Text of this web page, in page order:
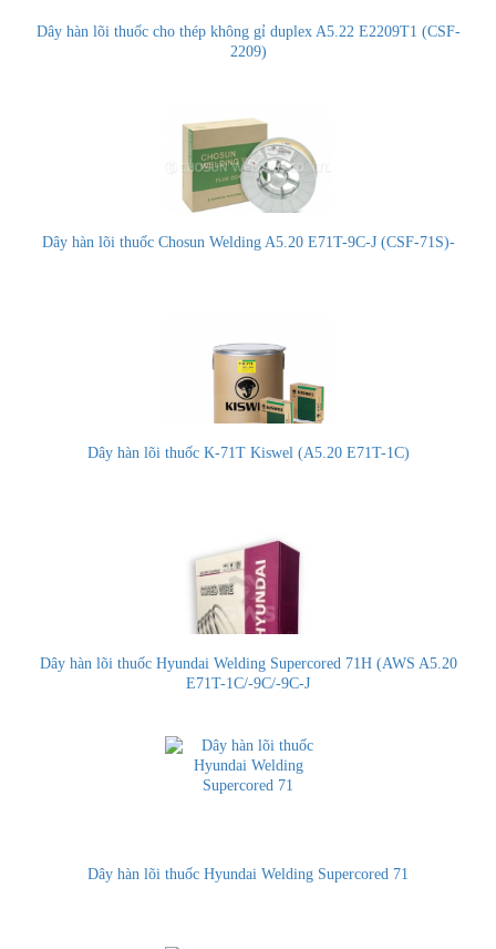
Dây hàn lõi thuốc cho thép không gỉ duplex A5.22 E2209T1 (CSF-
2209)
Dây hàn lõi thuốc Chosun Welding A5.20 E71T-9C-J (CSF-71S)-
Dây hàn lõi thuốc K-71T Kiswel (A5.20 E71T-1C)
Dây hàn lõi thuốc Hyundai Welding Supercored 71H (AWS A5.20
E71T-1C/-9C/-9C-J
Dây hàn lõi thuốc Hyundai Welding Supercored 71